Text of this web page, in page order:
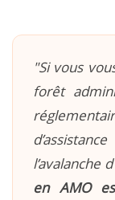
"Si vous
forêt
l’avalanche
en AMO